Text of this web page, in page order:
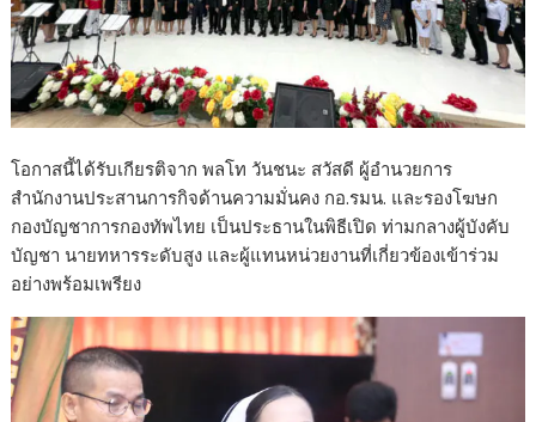
โอกาสนี้ได้รับเกียรติจาก พลโท วันชนะ สวัสดี ผู้อำนวยการ
สำนักงานประสานการกิจด้านความมั่นคง กอ.รมน. และรองโฆษก
กองบัญชาการกองทัพไทย เป็นประธานในพิธีเปิด ท่ามกลางผู้บังคับ
บัญชา นายทหารระดับสูง และผู้แทนหน่วยงานที่เกี่ยวข้องเข้าร่วม
อย่างพร้อมเพรียง